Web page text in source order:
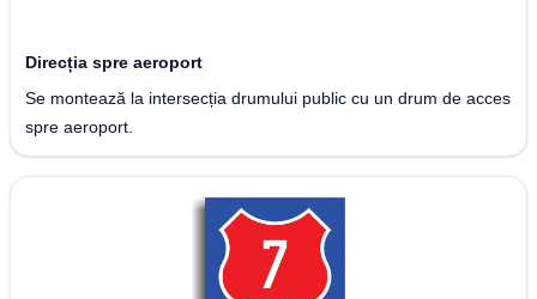
Direcția spre aeroport
Se montează la intersecția drumului public cu un drum de acces
spre aeroport.